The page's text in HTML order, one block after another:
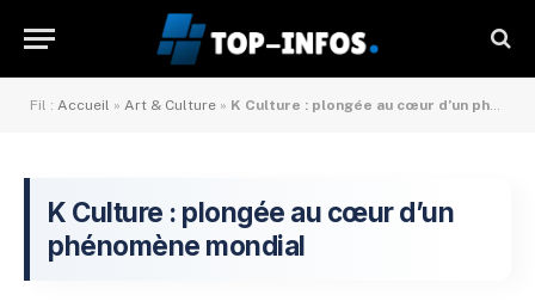
Fil : Accueil » Art & Culture » K Culture : plongée au cœur d’un phénomène mondial
K Culture : plongée au cœur d’un
phénomène mondial